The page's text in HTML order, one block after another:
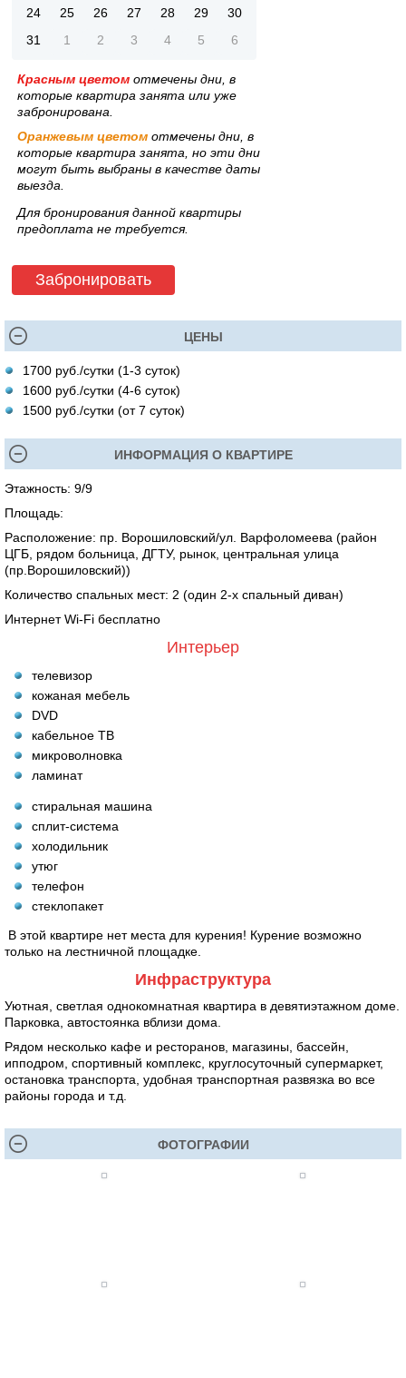
24
25 26 27 28 29
30
31
1 2 3 4 5 6
Красным цветом отмечены дни, в
которые квартира занята или уже
забронирована.
Оранжевым цветом отмечены дни, в
которые квартира занята, но эти дни
могут быть выбраны в качестве даты
выезда.
Для бронирования данной квартиры
предоплата не требуется.
Забронировать
ЦЕНЫ
1700 руб./сутки (1-3 суток)
1600 руб./сутки (4-6 суток)
1500 руб./сутки (от 7 суток)
ИНФОРМАЦИЯ О КВАРТИРЕ
Этажность: 9/9
Площадь:
Расположение: пр. Ворошиловский/ул. Варфоломеева (район
ЦГБ, рядом больница, ДГТУ, рынок, центральная улица
(пр.Ворошиловский))
Количество спальных мест: 2 (один 2-х спальный диван)
Интернет Wi-Fi бесплатно
Интерьер
телевизор
кожаная мебель
DVD
кабельное ТВ
микроволновка
ламинат
стиральная машина
сплит-система
холодильник
утюг
телефон
стеклопакет
В этой квартире нет места для курения! Курение возможно
только на лестничной площадке.
Инфраструктура
Уютная, светлая однокомнатная квартира в девятиэтажном доме.
Парковка, автостоянка вблизи дома.
Рядом несколько кафе и ресторанов, магазины, бассейн,
ипподром, спортивный комплекс, круглосуточный супермаркет,
остановка транспорта, удобная транспортная развязка во все
районы города и т.д.
ФОТОГРАФИИ